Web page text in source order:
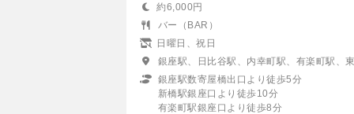
約6,000円
バー（BAR）
日曜日、祝日
銀座駅、日比谷駅、内幸町駅、有楽町駅、
銀座駅数寄屋橋出口より徒歩5分
新橋駅銀座口より徒歩10分
有楽町駅銀座口より徒歩8分